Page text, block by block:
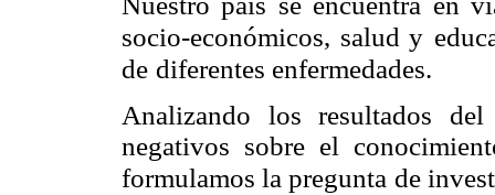
socio-económicos, salud y
de diferentes enfermedades.
Analizando los resultados
negativos sobre el
formulamos la pregunta de